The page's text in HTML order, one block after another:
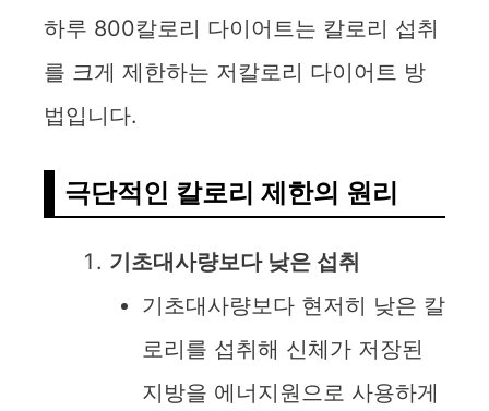
하루 800칼로리 다이어트는 칼로리 섭취
를 크게 제한하는 저칼로리 다이어트 방
법입니다.
극단적인 칼로리 제한의 원리
기초대사량보다 낮은 섭취
기초대사량보다 현저히 낮은 칼
로리를 섭취해 신체가 저장된
지방을 에너지원으로 사용하게